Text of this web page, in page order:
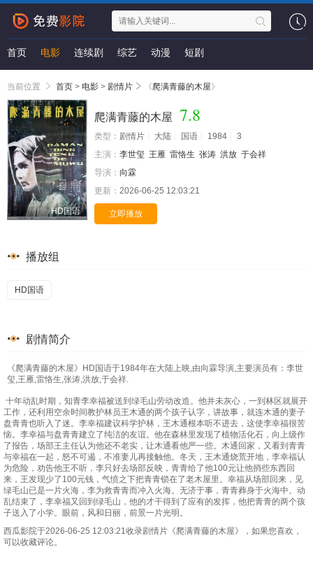
首页 电影 连续剧 综艺 动漫 短剧
当前位置 首页 > 电影 > 剧情片 《爬满青藤的木屋》
HD国语
爬满青藤的木屋 7.8
类型： 剧情片 大陆 国语 1984
3
主演： 李世玺 王雁 雷恪生 张涛 洪放 于会祥
导演： 向霖
更新： 2026-06-25 12:03:21
立即播放
播放组
HD国语
剧情简介
《爬满青藤的木屋》HD国语于1984年在大陆上映,由向霖导演,主要演员有：李世
玺,王雁,雷恪生,张涛,洪放,于会祥.
十年动乱时期，知青李幸福被送到绿毛山劳动改造。他并未灰心，一到林区就展开
工作，还利用空余时间教护林员王木通的两个孩子认字，讲故事，就连木通的妻子
盘青青也听入了迷。李幸福建议科学护林，王木通根本听不进去，这使李幸福很苦
恼。李幸福与盘青青建立了纯洁的友谊。他在森林里发现了植物活化石，向上级作
了报告，场部王主任认为他还不老实，让木通看他严一些。木通回家，又看到青青
与幸福在一起，怒不可遏，不准妻儿再接触他。冬天，王木通烧荒开地，李幸福认
为危险，劝告他王不听，李只好去场部反映，青青给了他100元让他捎些东西回
来，王发现少了100元钱，气愤之下把青青锁在了老木屋里。幸福从场部回来，见
绿毛山已是一片火海，李为救青青而冲入火海。无济于事，青青葬身于火海中。动
乱结束了，李幸福又回到绿毛山，他的才干得到了应有的发挥，他把青青的两个孩
子送入了小学。眼前，风和日丽，前景一片光明。
西瓜影院于2026-06-25 12:03:21收录剧情片《爬满青藤的木屋》，如果您喜欢，
可以收藏评论。